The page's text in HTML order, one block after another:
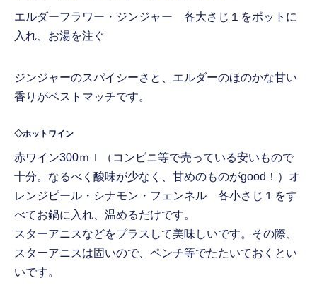
エルダーフラワー・ジンジャー 各大さじ１をポットに
入れ、お湯を注ぐ
ジンジャーのスパイシーさと、エルダーのほのかな甘い
香りがベストマッチです。
◇ホットワイン
赤ワイン300ｍｌ（コンビニ等で売っている安いもので
十分。なるべく酸味が少なく、甘めのものがgood！）オ
レンジピール・シナモン・フェンネル 各小さじ１をす
べてお鍋に入れ、温めるだけです。
スターアニスなどをプラスして美味しいです。その際、
スターアニスは固いので、ペンチ等でたたいておくとい
いです。